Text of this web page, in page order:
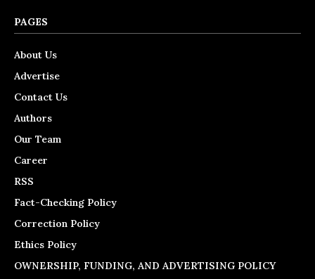
PAGES
About Us
Advertise
Contact Us
Authors
Our Team
Career
RSS
Fact-Checking Policy
Correction Policy
Ethics Policy
OWNERSHIP, FUNDING, AND ADVERTISING POLICY